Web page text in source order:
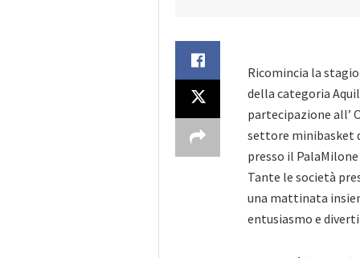
Ricomincia la
della categoria
partecipazione all’
settore minibasket
presso il
Tante le società
una mattinata
entusiasmo e